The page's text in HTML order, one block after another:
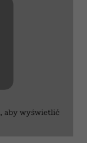
, aby wyświetlić